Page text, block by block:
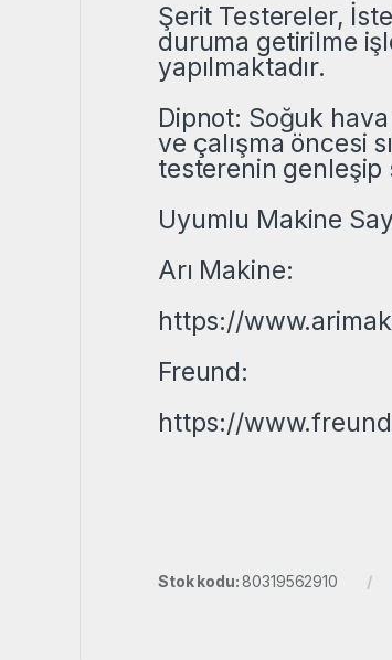
Şerit Testereler,
duruma getirilme
yapılmaktadır.
Dipnot: Soğuk
ve çalışma öncesi
testerenin genleşip
Uyumlu Makine
Arı Makine:
https://
Freund:
https://
Stok kodu: 80319562910